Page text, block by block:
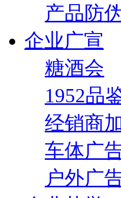
产品防
企业广宣
糖酒会
1952品
经销商
车体广
户外广